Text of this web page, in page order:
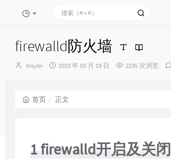
firewalld防火墙
博
lnsylei
发
2023 年 03 月 19 日 2235 次浏览
首页 正文
1 firewalld开启及关闭